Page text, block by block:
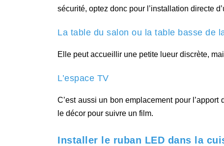
sécurité, optez donc pour l’installation directe
La table du salon ou la table basse de
Elle peut accueillir une petite lueur discrète,
L’espace TV
C’est aussi un bon emplacement pour
le décor pour suivre un film.
Installer le ruban LED dans la